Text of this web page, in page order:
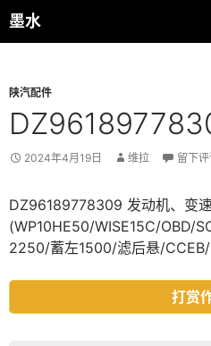
跳
至
墨水
搜
索
陕汽配件
2024年4月19日 维拉 留下
DZ96189778309 发动机、变
(WP10HE50/WISE15C/OBD/
2250/蓄左1500/滤后悬/CCEB/
打赏